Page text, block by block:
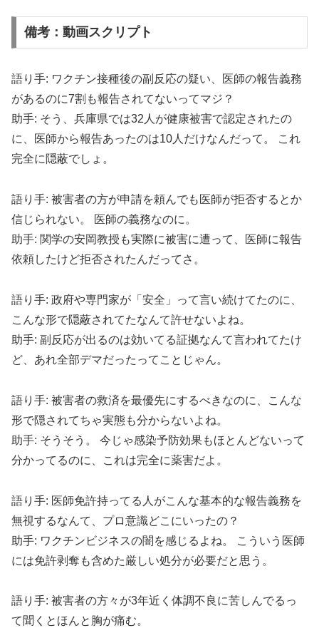
備考：動画スクリプト
語り手: ワクチン接種後の副反応の疑い、医師の報告義務
があるのに7割も報告されてないってマジ？
助手: そう、兵庫県では32人が健康被害で認定されたの
に、医師から報告あったのは10人だけなんだって。 これ
完全に隠蔽でしょ。
語り手: 被害者の方が申請を頼んでも医師が拒否するとか
信じられない。 医師の義務なのに。
助手: 関学の安岡教授も実際に被害に遭って、医師に報告
依頼したけど拒否されたんだってさ。
語り手: 政府や専門家が「安全」って言い続けてたのに、
こんな形で隠蔽されてたなんて許せないよね。
助手: 副反応が出るのは効いてる証拠なんて言われてたけ
ど、あれ全部デマだったってことじゃん。
語り手: 被害者の救済を最優先にするべきなのに、こんな
形で隠されてちゃ実態も分からないよね。
助手: そうそう。 今じゃ感染予防効果もほとんどないって
分かってるのに、これは完全に薬害だよ。
語り手: 医師免許持ってる人がこんな基本的な報告義務を
無視するなんて、プロ意識どこにいったの？
助手: ワクチンビジネスの闇を感じるよね。 こういう医師
には免許剥奪も含めた厳しい処分が必要だと思う。
語り手: 被害者の方々が3年近く体調不良に苦しんでるっ
て聞くとほんと胸が痛む。